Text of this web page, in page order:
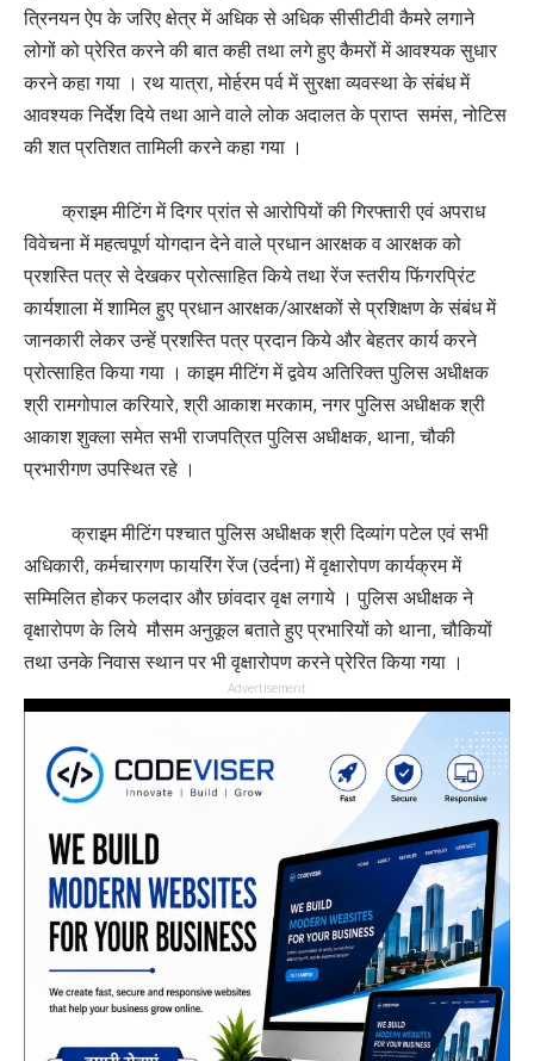
त्रिनयन ऐप के जरिए क्षेत्र में अधिक से अधिक सीसीटीवी कैमरे लगाने
लोगों को प्रेरित करने की बात कही तथा लगे हुए कैमरों में आवश्यक सुधार
करने कहा गया । रथ यात्रा, मोर्हरम पर्व में सुरक्षा व्यवस्था के संबंध में
आवश्यक निर्देश दिये तथा आने वाले लोक अदालत के प्राप्त समंस, नोटिस
की शत प्रतिशत तामिली करने कहा गया ।
क्राइम मीटिंग में दिगर प्रांत से आरोपियों की गिरफ्तारी एवं अपराध
विवेचना में महत्वपूर्ण योगदान देने वाले प्रधान आरक्षक व आरक्षक को
प्रशस्ति पत्र से देखकर प्रोत्साहित किये तथा रेंज स्तरीय फिंगरप्रिंट
कार्यशाला में शामिल हुए प्रधान आरक्षक/आरक्षकों से प्रशिक्षण के संबंध में
जानकारी लेकर उन्हें प्रशस्ति पत्र प्रदान किये और बेहतर कार्य करने
प्रोत्साहित किया गया । काइम मीटिंग में द्ववेय अतिरिक्त पुलिस अधीक्षक
श्री रामगोपाल करियारे, श्री आकाश मरकाम, नगर पुलिस अधीक्षक श्री
आकाश शुक्ला समेत सभी राजपत्रित पुलिस अधीक्षक, थाना, चौकी
प्रभारीगण उपस्थित रहे ।
क्राइम मीटिंग पश्चात पुलिस अधीक्षक श्री दिव्यांग पटेल एवं सभी
अधिकारी, कर्मचारगण फायरिंग रेंज (उर्दना) में वृक्षारोपण कार्यक्रम में
सम्मिलित होकर फलदार और छांवदार वृक्ष लगाये । पुलिस अधीक्षक ने
वृक्षारोपण के लिये मौसम अनुकूल बताते हुए प्रभारियों को थाना, चौकियों
तथा उनके निवास स्थान पर भी वृक्षारोपण करने प्रेरित किया गया ।
Advertisement